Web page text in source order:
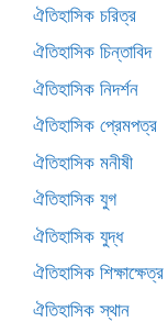
ঐতিহাসিক চরিত্র
ঐতিহাসিক চিন্তাবিদ
ঐতিহাসিক নিদর্শন
ঐতিহাসিক প্রেমপত্র
ঐতিহাসিক মনীষী
ঐতিহাসিক যুগ
ঐতিহাসিক যুদ্ধ
ঐতিহাসিক শিক্ষাক্ষেত্র
ঐতিহাসিক স্থান